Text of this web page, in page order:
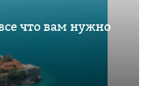
что вам нужно